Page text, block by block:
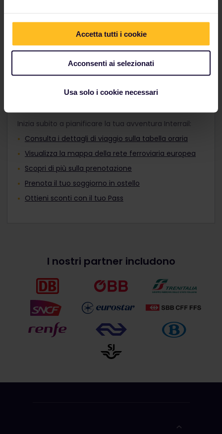
Accetta tutti i cookie
Acconsenti ai selezionati
Usa solo i cookie necessari
I viaggiatori di età compresa tra i 12 e i 27
anni possono viaggiare con un Pass
Giovani.
Scopri i treni europei
Inizia subito a pianificare la tua avventura Interrail:
Consulta i dettagli di viaggio sulla tabella oraria
Visualizza la mappa della rete ferroviaria europea
Scopri di più sulla prenotazione
Prenota il tuo soggiorno in ostello
Ottieni sconti con il tuo Pass
I nostri partner includono